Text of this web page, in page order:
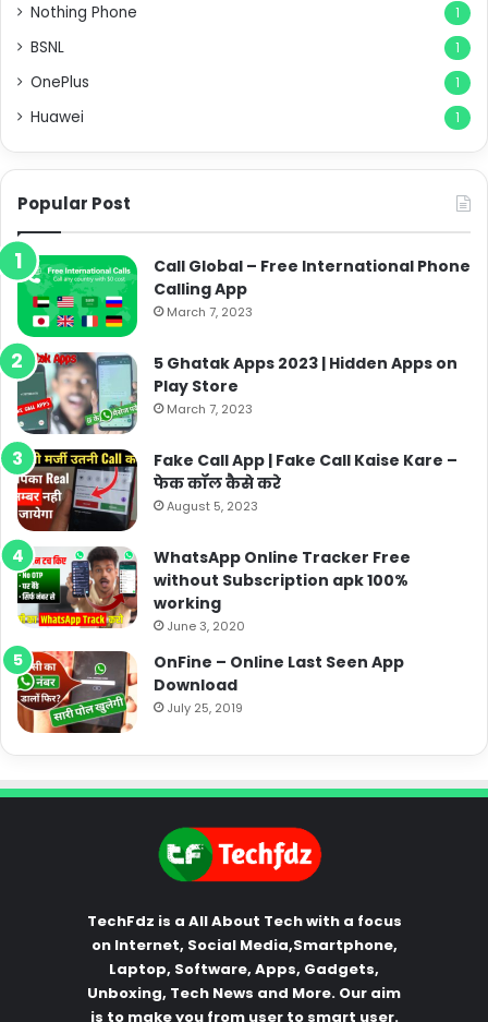
Nothing Phone 1
BSNL 1
OnePlus 1
Huawei 1
Popular Post
Call Global – Free International Phone
Calling App
March 7, 2023
5 Ghatak Apps 2023 | Hidden Apps on
Play Store
March 7, 2023
Fake Call App | Fake Call Kaise Kare –
फेक कॉल कैसे करे
August 5, 2023
WhatsApp Online Tracker Free
without Subscription apk 100%
working
June 3, 2020
OnFine – Online Last Seen App
Download
July 25, 2019
TechFdz is a All About Tech with a focus
on Internet, Social Media,Smartphone,
Laptop, Software, Apps, Gadgets,
Unboxing, Tech News and More. Our aim
is to make you from user to smart user.